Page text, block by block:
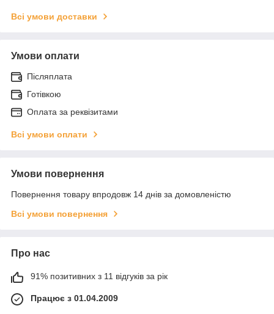
Всі умови доставки
Умови оплати
Післяплата
Готівкою
Оплата за реквізитами
Всі умови оплати
Умови повернення
Повернення товару впродовж 14 днів за домовленістю
Всі умови повернення
Про нас
91% позитивних з 11 відгуків за рік
Працює з 01.04.2009